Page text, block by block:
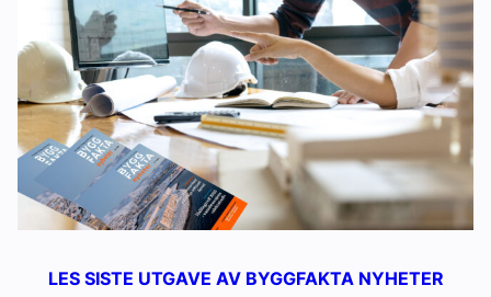
LES SISTE UTGAVE AV BYGGFAKTA NYHETER